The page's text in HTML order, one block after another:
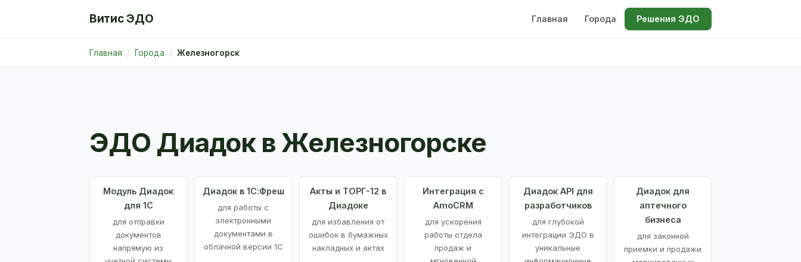
Витис ЭДО Главная Города Решения ЭДО
Главная Города Железногорск
ЭДО Диадок в Железногорске
Модуль Диадок
для 1С
для отправки
документов
напрямую из
Диадок в 1С:Фреш
для работы с
электронными
документами в
облачной версии 1С
Акты и ТОРГ-12 в
Диадоке
для избавления от
ошибок в бумажных
накладных и актах
Интеграция с
AmoCRM
для ускорения
работы отдела
продаж и
Диадок API для
разработчиков
для глубокой
интеграции ЭДО в
уникальные
Диадок для
аптечного
бизнеса
для законной
приемки и продажи